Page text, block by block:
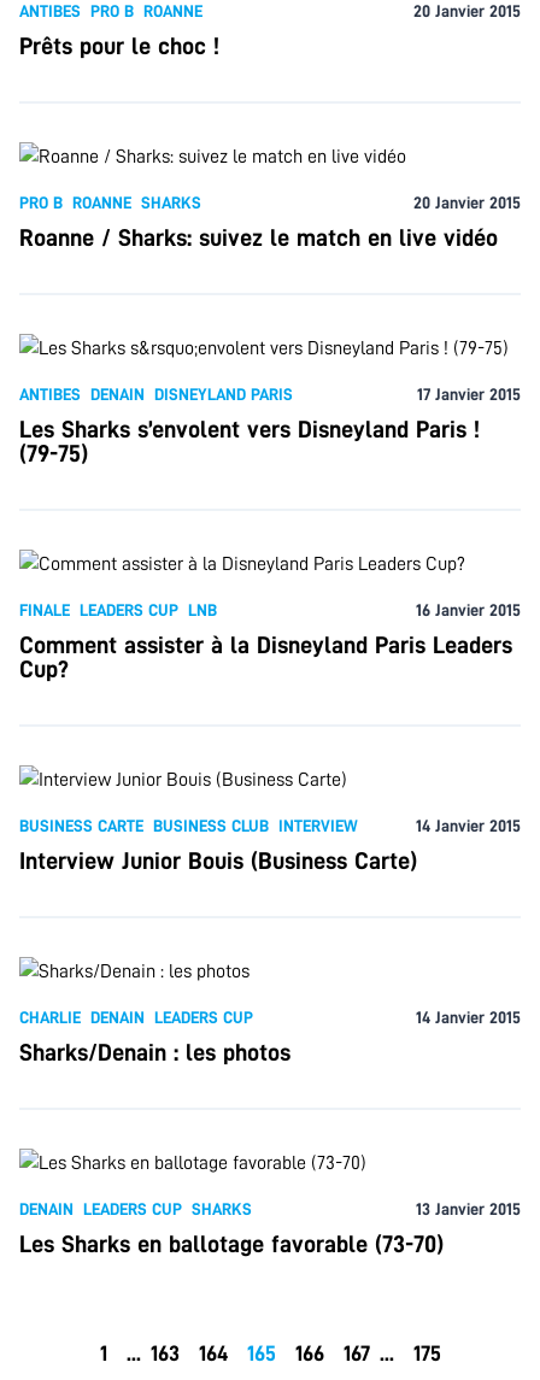
ANTIBES PRO B ROANNE 20 Janvier 2015
Prêts pour le choc !
PRO B ROANNE SHARKS 20 Janvier 2015
Roanne / Sharks: suivez le match en live vidéo
ANTIBES DENAIN DISNEYLAND PARIS 17 Janvier 2015
Les Sharks s’envolent vers Disneyland Paris !
(79-75)
FINALE LEADERS CUP LNB 16 Janvier 2015
Comment assister à la Disneyland Paris Leaders
Cup?
BUSINESS CARTE BUSINESS CLUB INTERVIEW 14 Janvier 2015
Interview Junior Bouis (Business Carte)
CHARLIE DENAIN LEADERS CUP 14 Janvier 2015
Sharks/Denain : les photos
DENAIN LEADERS CUP SHARKS 13 Janvier 2015
Les Sharks en ballotage favorable (73-70)
1 ... 163 164 165 166 167 ... 175